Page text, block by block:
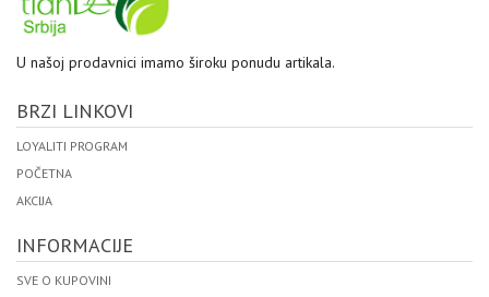
U našoj prodavnici imamo široku ponudu artikala.
BRZI LINKOVI
LOYALITI PROGRAM
POČETNA
AKCIJA
INFORMACIJE
SVE O KUPOVINI